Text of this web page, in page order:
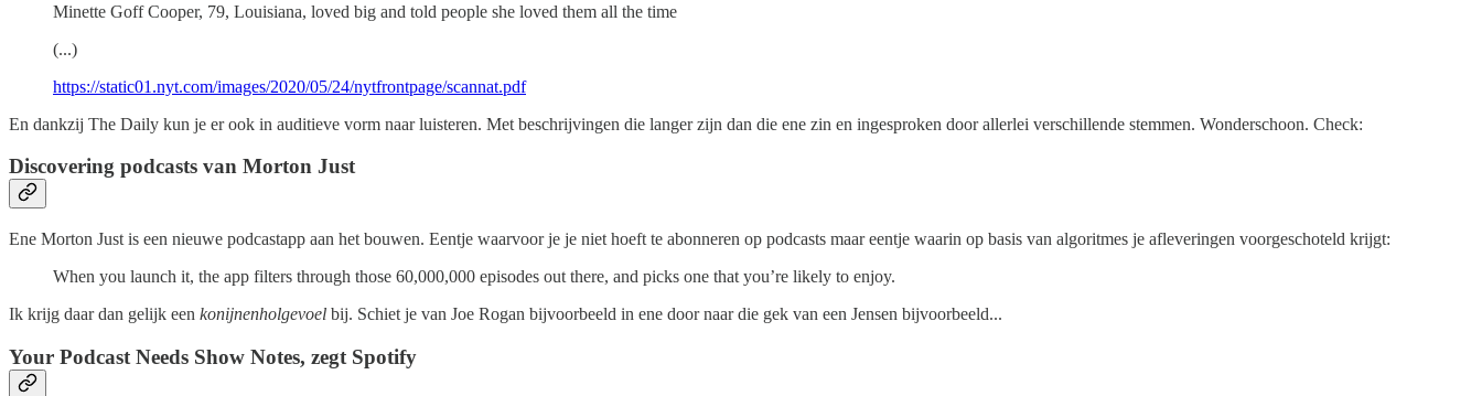
Minette Goff Cooper, 79, Louisiana, loved big and told people she loved them all the time
(...)
https://static01.nyt.com/images/2020/05/24/nytfrontpage/scannat.pdf
En dankzij The Daily kun je er ook in auditieve vorm naar luisteren. Met beschrijvingen die langer zijn dan die ene zin en ingesproken door allerlei verschillende stemmen. Wonderschoon. Check:
Discovering podcasts van Morton Just
Ene Morton Just is een nieuwe podcastapp aan het bouwen. Eentje waarvoor je je niet hoeft te abonneren op podcasts maar eentje waarin op basis van algoritmes je afleveringen voorgeschoteld krijgt:
When you launch it, the app filters through those 60,000,000 episodes out there, and picks one that you’re likely to enjoy.
Ik krijg daar dan gelijk een konijnenholgevoel bij. Schiet je van Joe Rogan bijvoorbeeld in ene door naar die gek van een Jensen bijvoorbeeld...
Your Podcast Needs Show Notes, zegt Spotify